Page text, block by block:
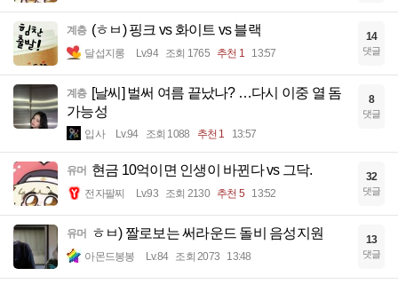
계층 (ㅎㅂ) 핑크 vs 화이트 vs 블랙
달섭지롱 Lv.94 조회 1765 추천 1 13:57
14
댓글
계층 [날씨] 벌써 여름 끝났나? …다시 이중 열 돔
가능성
입사 Lv.94 조회 1088 추천 1 13:57
8
댓글
유머 현금 10억이면 인생이 바뀐다 vs 그닥.
전자팔찌 Lv.93 조회 2130 추천 5 13:52
32
댓글
유머 ㅎㅂ) 짤로보는 써라운드 돌비 음성지원
아몬드봉봉 Lv.84 조회 2073 13:48
13
댓글